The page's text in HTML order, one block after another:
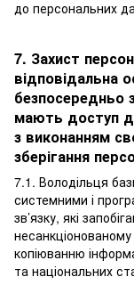
до персональних
7. Захист
відповідальна
безпосередньо
мають доступ
з виконанням
зберігання
7.1. Володільця
системними і
зв’язку, які
копіюванню
та національних